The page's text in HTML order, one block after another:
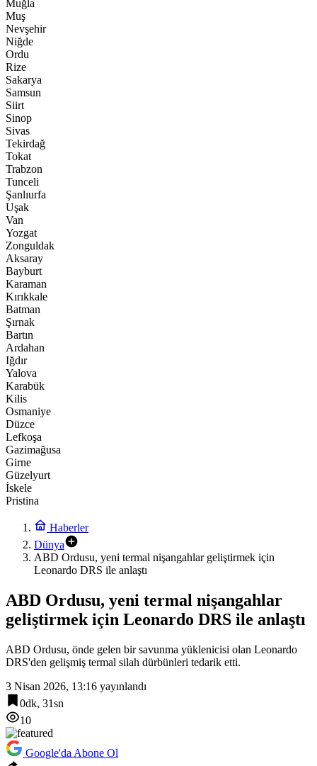
Muğla
Muş
Nevşehir
Niğde
Ordu
Rize
Sakarya
Samsun
Siirt
Sinop
Sivas
Tekirdağ
Tokat
Trabzon
Tunceli
Şanlıurfa
Uşak
Van
Yozgat
Zonguldak
Aksaray
Bayburt
Karaman
Kırıkkale
Batman
Şırnak
Bartın
Ardahan
Iğdır
Yalova
Karabük
Kilis
Osmaniye
Düzce
Lefkoşa
Gazimağusa
Girne
Güzelyurt
İskele
Pristina
Haberler
Dünya
ABD Ordusu, yeni termal nişangahlar geliştirmek için
Leonardo DRS ile anlaştı
ABD Ordusu, yeni termal nişangahlar
geliştirmek için Leonardo DRS ile anlaştı
ABD Ordusu, önde gelen bir savunma yüklenicisi olan Leonardo
DRS'den gelişmiş termal silah dürbünleri tedarik etti.
3 Nisan 2026, 13:16 yayınlandı
0dk, 31sn
10
Google'da Abone Ol